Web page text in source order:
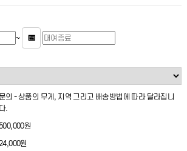
~ 📅
문의 - 상품의 무게, 지역 그리고 배송방법에 따라 달라집니
다.
500,000원
원